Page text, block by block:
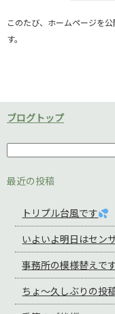
このたび、ホームページを
す。
ブログトップ
最近の投稿
トリプル台風です
いよいよ明日はセン
事務所の模様替えです
ちょ～久しぶりの投稿